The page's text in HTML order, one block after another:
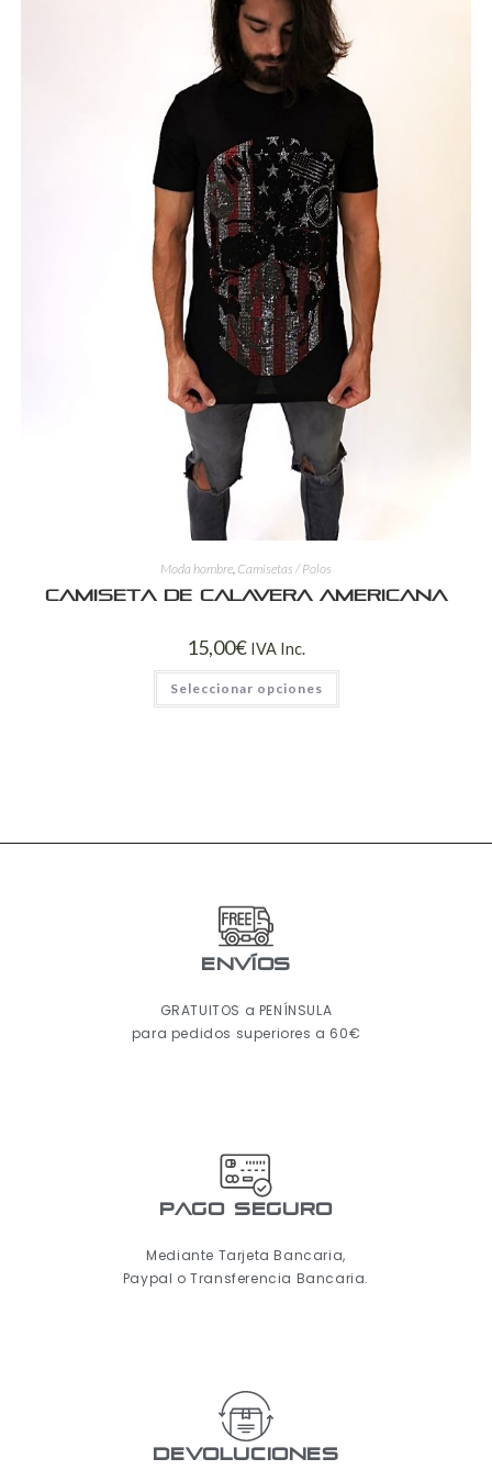
Moda hombre, Camisetas / Polos
Camiseta de calavera americana
15,00€ IVA Inc.
Seleccionar opciones
ENVÍOS
GRATUITOS a PENÍNSULA
para pedidos superiores a 60€
pago seguro
Mediante Tarjeta Bancaria,
Paypal o Transferencia Bancaria.
Devoluciones